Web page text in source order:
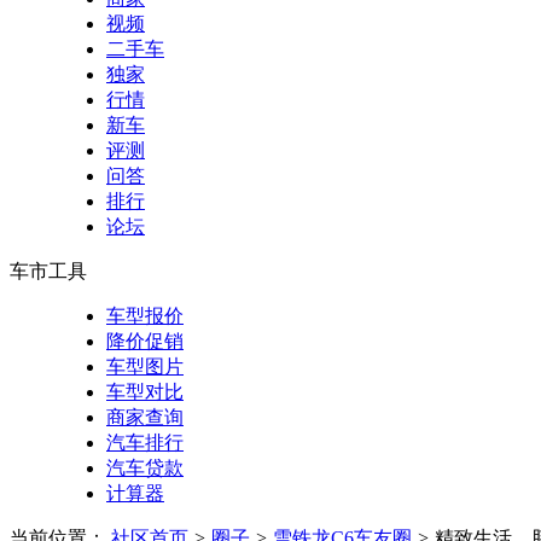
视频
二手车
独家
行情
新车
评测
问答
排行
论坛
车市工具
车型报价
降价促销
车型图片
车型对比
商家查询
汽车排行
汽车贷款
计算器